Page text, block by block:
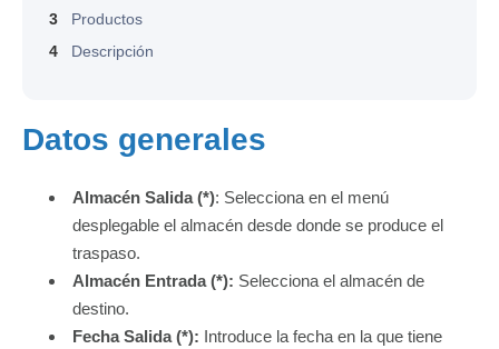
3
Productos
4
Descripción
Datos generales
Almacén Salida (*): Selecciona en el menú
desplegable el almacén desde donde se produce el
traspaso.
Almacén Entrada (*): Selecciona el almacén de
destino.
Fecha Salida (*): Introduce la fecha en la que tiene